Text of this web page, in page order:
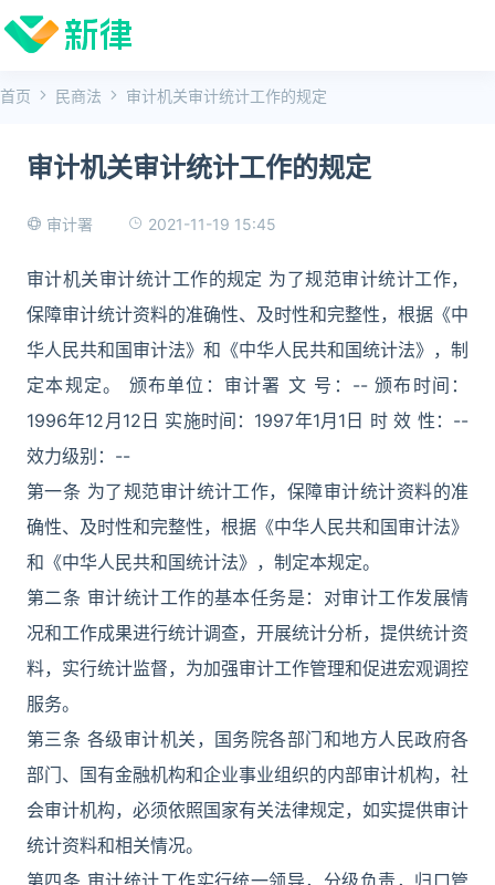
首页 民商法 审计机关审计统计工作的规定
审计机关审计统计工作的规定
审计署 2021-11-19 15:45
审计机关审计统计工作的规定 为了规范审计统计工作，
保障审计统计资料的准确性、及时性和完整性，根据《中
华人民共和国审计法》和《中华人民共和国统计法》，制
定本规定。 颁布单位：审计署 文 号：-- 颁布时间：
1996年12月12日 实施时间：1997年1月1日 时 效 性：--
效力级别：--
第一条 为了规范审计统计工作，保障审计统计资料的准
确性、及时性和完整性，根据《中华人民共和国审计法》
和《中华人民共和国统计法》，制定本规定。
第二条 审计统计工作的基本任务是：对审计工作发展情
况和工作成果进行统计调查，开展统计分析，提供统计资
料，实行统计监督，为加强审计工作管理和促进宏观调控
服务。
第三条 各级审计机关，国务院各部门和地方人民政府各
部门、国有金融机构和企业事业组织的内部审计机构，社
会审计机构，必须依照国家有关法律规定，如实提供审计
统计资料和相关情况。
第四条 审计统计工作实行统一领导，分级负责，归口管